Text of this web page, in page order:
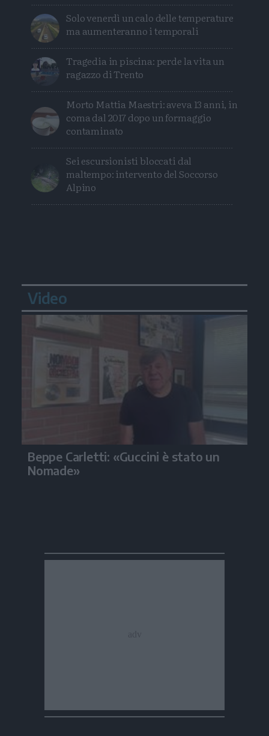
Solo venerdì un calo delle temperature
ma aumenteranno i temporali
Tragedia in piscina: perde la vita un
ragazzo di Trento
Morto Mattia Maestri: aveva 13 anni, in
coma dal 2017 dopo un formaggio
contaminato
Sei escursionisti bloccati dal
maltempo: intervento del Soccorso
Alpino
Video
Beppe Carletti: «Guccini è stato un
Nomade»